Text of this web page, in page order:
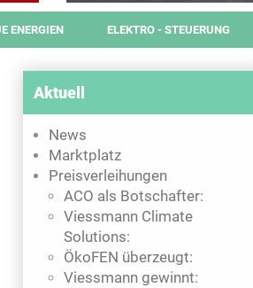
ENERGIEN ELEKTRO - STEUERUNG
Aktuell
News
Marktplatz
Preisverleihungen
ACO als Botschafter:
Viessmann Climate
Solutions:
ÖkoFEN überzeugt:
Viessmann gewinnt: